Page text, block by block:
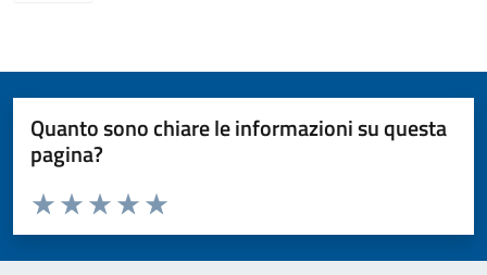
Quanto sono chiare le informazioni su questa
pagina?
Valuta da 1 a 5 stelle la pagina
Valuta 5 stelle su 5
Valuta 4 stelle su 5
Valuta 3 stelle su 5
Valuta 2 stelle su 5
Valuta 1 stelle su 5